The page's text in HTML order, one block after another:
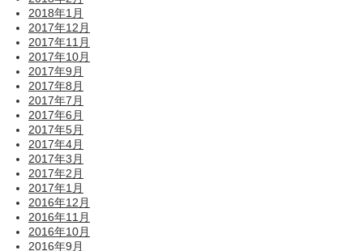
2018年1月
2017年12月
2017年11月
2017年10月
2017年9月
2017年8月
2017年7月
2017年6月
2017年5月
2017年4月
2017年3月
2017年2月
2017年1月
2016年12月
2016年11月
2016年10月
2016年9月